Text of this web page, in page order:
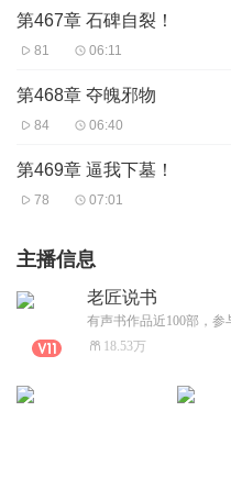
第467章 石碑自裂！
81 06:11
第468章 夺魄邪物
84 06:40
第469章 逼我下墓！
78 07:01
主播信息
老匠说书
18.53万